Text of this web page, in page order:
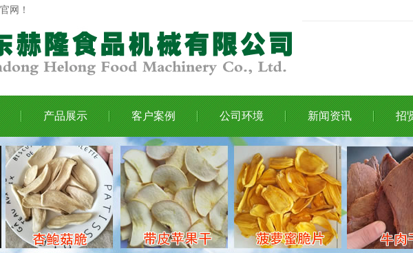
网！
产品展示 客户案例 公司环境 新闻资讯 招